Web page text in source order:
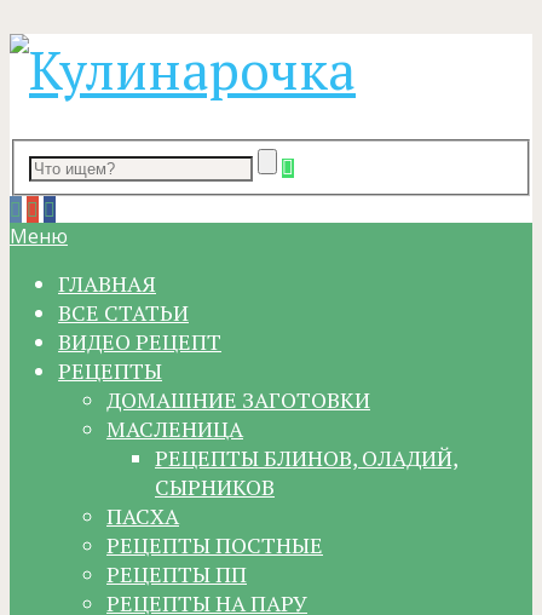
Меню
ГЛАВНАЯ
ВСЕ СТАТЬИ
ВИДЕО РЕЦЕПТ
РЕЦЕПТЫ
ДОМАШНИЕ ЗАГОТОВКИ
МАСЛЕНИЦА
РЕЦЕПТЫ БЛИНОВ, ОЛАДИЙ,
СЫРНИКОВ
ПАСХА
РЕЦЕПТЫ ПОСТНЫЕ
РЕЦЕПТЫ ПП
РЕЦЕПТЫ НА ПАРУ